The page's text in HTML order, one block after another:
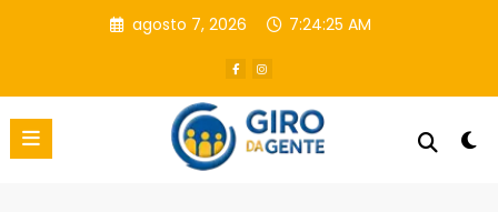
agosto 7, 2026 7:24:26 AM